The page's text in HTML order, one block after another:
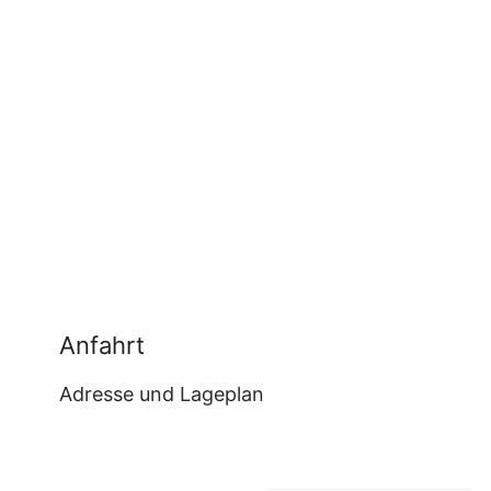
Anfahrt
Adresse und Lageplan